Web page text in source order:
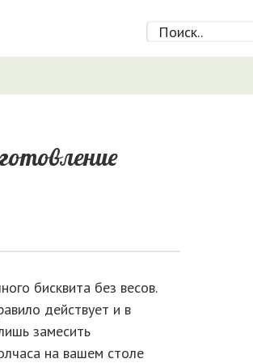
действует и в
замесить
на вашем столе